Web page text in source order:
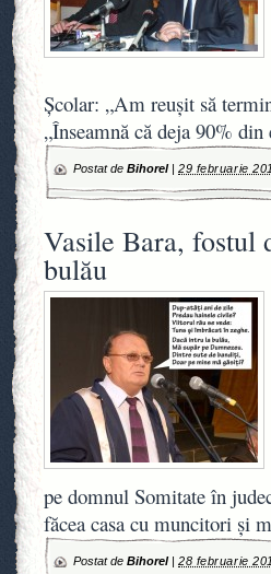
Şcolar: „Am reuşit să
„Înseamnă că deja 90%
Postat de Bihorel| 29 februarie
Vasile Bara, fostul
bulău
pe domnul Somitate în
făcea casa cu muncitori şi
Postat de Bihorel| 28 februarie